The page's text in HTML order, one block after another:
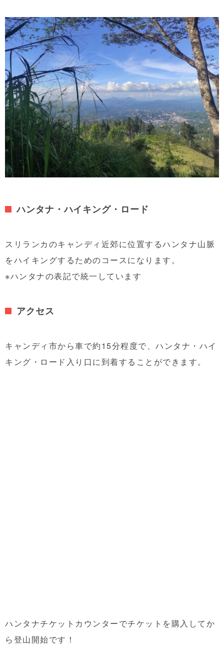
ハンタナ・ハイキング・ロード
スリランカのキャンディ近郊に位置するハンタナ山脈
をハイキングするためのコースになります。
※ハンタナの表記で統一しています
アクセス
キャンディ市から車で約15分程度で、ハンタナ・ハイ
キング・ロード入り口に到着することができます。
ハンタナチケットカウンターでチケットを購入してか
ら登山開始です！